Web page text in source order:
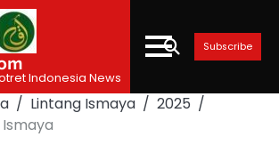
Indonesia News
Subscribe
Lintang Ismaya
2025
Ismaya